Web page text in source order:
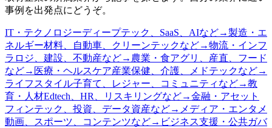
事例を出発点にどうぞ。
IT・テクノロジーディープテック、SaaS、AIなど→製造・エ
ネルギー材料、自動車、クリーンテックなど→物流・インフ
ラ ロジ、建設、不動産など→ 農業・食アグリ、産直、フード
など→ 医療・ヘルスケア産業保健、介護、メドテックなど→
ライフスタイル子育て、レジャー、コミュニティなど→教
育・人材Edtech、HR、リスキリングなど→金融・アセット
フィンテック、投資、データ資産など→ メディア・エンタメ
動画、スポーツ、コンテンツなど→ ビジネス支援・公共ガバ